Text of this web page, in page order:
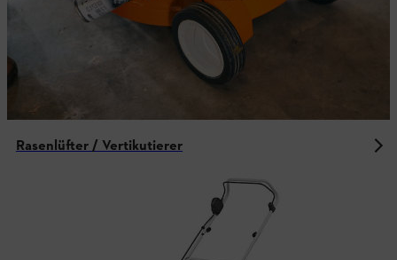
Rasenlüfter / Vertikutierer